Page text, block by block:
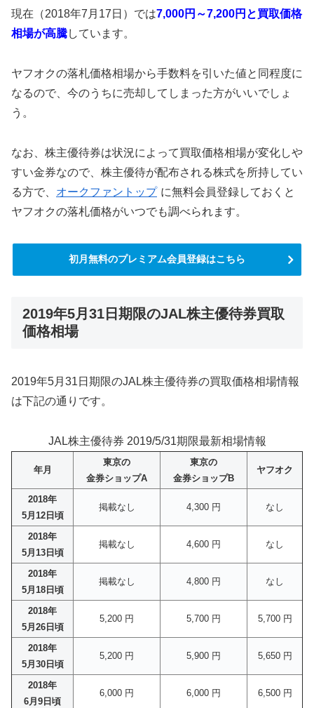
現在（2018年7月17日）では7,000円 ～7,200円と買取価格
相場が高騰しています。
ヤフオクの落札価格相場から手数料を引いた値と同程度に
なるので、今のうちに売却してしまった方がいいでしょ
う。
なお、株主優待券は状況によって買取価格相場が変化しや
すい金券なので、株主優待が配布される株式を所持してい
る方で、 オークファントップ に無料会員登録しておくと
ヤフオクの落札価格がいつでも調べられます。
初月無料のプレミアム会員登録はこちら
2019年5月31日期限のJAL株主優待券買取
価格相場
2019年5月31日期限のJAL株主優待券の買取価格相場情報
は下記の通りです。
JAL株主優待券 2019/5/31期限最新相場情報
年月
東京の
金券ショップA
東京の
金券ショップB
ヤフオク
2018年
5月12日頃
掲載なし 4,300 円 なし
2018年
5月13日頃
掲載なし 4,600 円 なし
2018年
5月18日頃
掲載なし 4,800 円 なし
2018年
5月26日頃
5,200 円 5,700 円 5,700 円
2018年
5月30日頃
5,200 円 5,900 円 5,650 円
2018年
6月9日頃
6,000 円 6,000 円 6,500 円